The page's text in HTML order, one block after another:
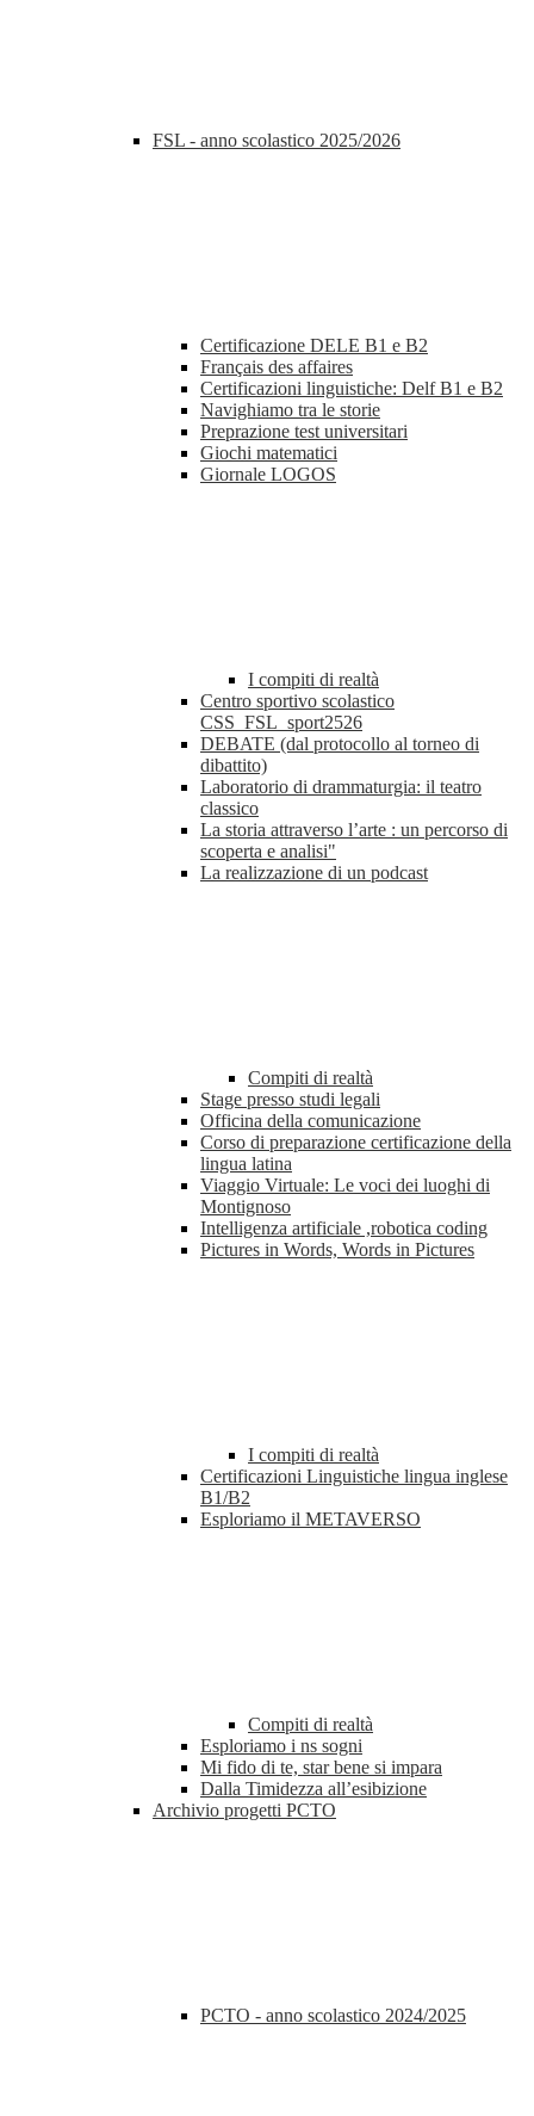
FSL - anno scolastico 2025/2026
Certificazione DELE B1 e B2
Français des affaires
Certificazioni linguistiche: Delf B1 e B2
Navighiamo tra le storie
Preprazione test universitari
Giochi matematici
Giornale LOGOS
I compiti di realtà
Centro sportivo scolastico
CSS_FSL_sport2526
DEBATE (dal protocollo al torneo di
dibattito)
Laboratorio di drammaturgia: il teatro
classico
La storia attraverso l’arte : un percorso di
scoperta e analisi"
La realizzazione di un podcast
Compiti di realtà
Stage presso studi legali
Officina della comunicazione
Corso di preparazione certificazione della
lingua latina
Viaggio Virtuale: Le voci dei luoghi di
Montignoso
Intelligenza artificiale ,robotica coding
Pictures in Words, Words in Pictures
I compiti di realtà
Certificazioni Linguistiche lingua inglese
B1/B2
Esploriamo il METAVERSO
Compiti di realtà
Esploriamo i ns sogni
Mi fido di te, star bene si impara
Dalla Timidezza all’esibizione
Archivio progetti PCTO
PCTO - anno scolastico 2024/2025